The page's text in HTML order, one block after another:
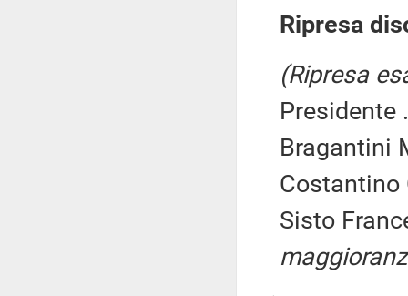
Ripresa
(Ripresa
Presidente
Bragantini
Costantino
Sisto